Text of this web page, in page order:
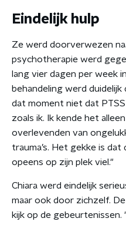
Eindelijk hulp
Ze werd doorverwezen
psychotherapie werd
lang vier dagen per week
behandeling werd duidelijk
dat moment niet dat
zoals ik. Ik kende het
overlevenden van
trauma’s. Het gekke is
opeens op zijn plek viel."
Chiara werd eindelijk
maar ook door zichzelf.
kijk op de gebeurtenissen.